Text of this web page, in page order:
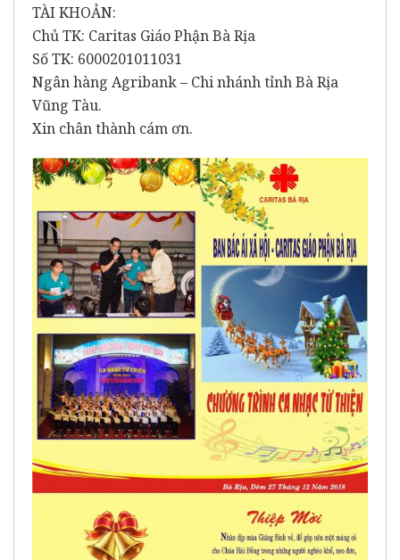
TÀI KHOẢN:
Chủ TK: Caritas Giáo Phận Bà Rịa
Số TK: 6000201011031
Ngân hàng Agribank – Chi nhánh tỉnh Bà Rịa
Vũng Tàu.
Xin chân thành cám ơn.